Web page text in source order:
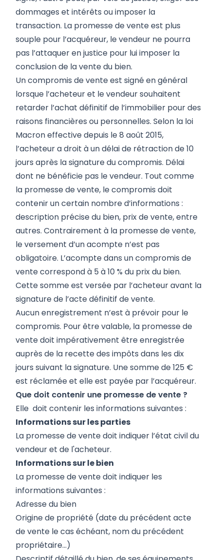
dommages et intérêts ou imposer la
transaction. La promesse de vente est plus
souple pour l’acquéreur, le vendeur ne pourra
pas l’attaquer en justice pour lui imposer la
conclusion de la vente du bien.
Un compromis de vente est signé en général
lorsque l’acheteur et le vendeur souhaitent
retarder l’achat définitif de l’immobilier pour des
raisons financières ou personnelles. Selon la loi
Macron effective depuis le 8 août 2015,
l’acheteur a droit à un délai de rétraction de 10
jours après la signature du compromis. Délai
dont ne bénéficie pas le vendeur. Tout comme
la promesse de vente, le compromis doit
contenir un certain nombre d’informations :
description précise du bien, prix de vente, entre
autres. Contrairement à la promesse de vente,
le versement d’un acompte n’est pas
obligatoire. L’acompte dans un compromis de
vente correspond à 5 à 10 % du prix du bien.
Cette somme est versée par l’acheteur avant la
signature de l’acte définitif de vente.
Aucun enregistrement n’est à prévoir pour le
compromis. Pour être valable, la promesse de
vente doit impérativement être enregistrée
auprès de la recette des impôts dans les dix
jours suivant la signature. Une somme de 125 €
est réclamée et elle est payée par l’acquéreur.
Que doit contenir une promesse de vente ?
Elle doit contenir les informations suivantes :
Informations sur les parties
La promesse de vente doit indiquer l’état civil du
vendeur et de l'acheteur.
Informations sur le bien
La promesse de vente doit indiquer les
informations suivantes :
Adresse du bien
Origine de propriété (date du précédent acte
de vente le cas échéant, nom du précédent
propriétaire...)